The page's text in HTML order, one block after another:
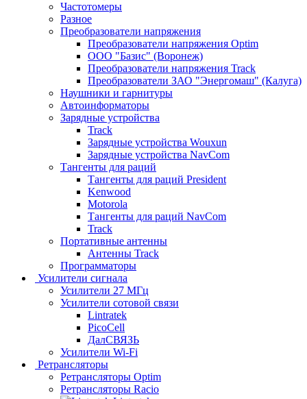
Частотомеры
Разное
Преобразователи напряжения
Преобразователи напряжения Optim
ООО "Базис" (Воронеж)
Преобразователи напряжения Track
Преобразователи ЗАО "Энергомаш" (Калуга)
Наушники и гарнитуры
Автоинформаторы
Зарядные устройства
Track
Зарядные устройства Wouxun
Зарядные устройства NavCom
Тангенты для раций
Тангенты для раций President
Kenwood
Motorola
Тангенты для раций NavCom
Track
Портативные антенны
Антенны Track
Программаторы
Усилители сигнала
Усилители 27 МГц
Усилители сотовой связи
Lintratek
PicoCell
ДалСВЯЗЬ
Усилители Wi-Fi
Ретрансляторы
Ретрансляторы Optim
Ретрансляторы Racio